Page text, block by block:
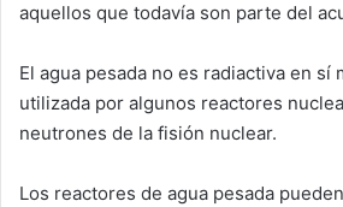
aquellos que todavía son parte del
El agua pesada no es radiactiva en sí
utilizada por algunos reactores
neutrones de la fisión nuclear.
Los reactores de agua pesada